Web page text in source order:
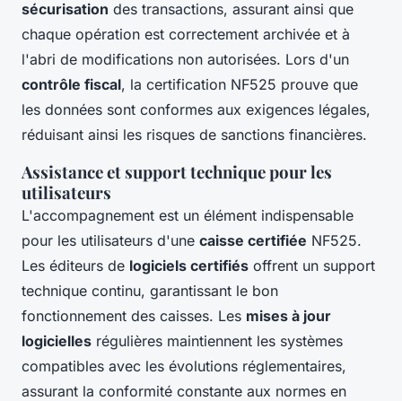
sécurisation des transactions, assurant ainsi que
chaque opération est correctement archivée et à
l'abri de modifications non autorisées. Lors d'un
contrôle fiscal, la certification NF525 prouve que
les données sont conformes aux exigences légales,
réduisant ainsi les risques de sanctions financières.
Assistance et support technique pour les
utilisateurs
L'accompagnement est un élément indispensable
pour les utilisateurs d'une caisse certifiée NF525.
Les éditeurs de logiciels certifiés offrent un support
technique continu, garantissant le bon
fonctionnement des caisses. Les mises à jour
logicielles régulières maintiennent les systèmes
compatibles avec les évolutions réglementaires,
assurant la conformité constante aux normes en